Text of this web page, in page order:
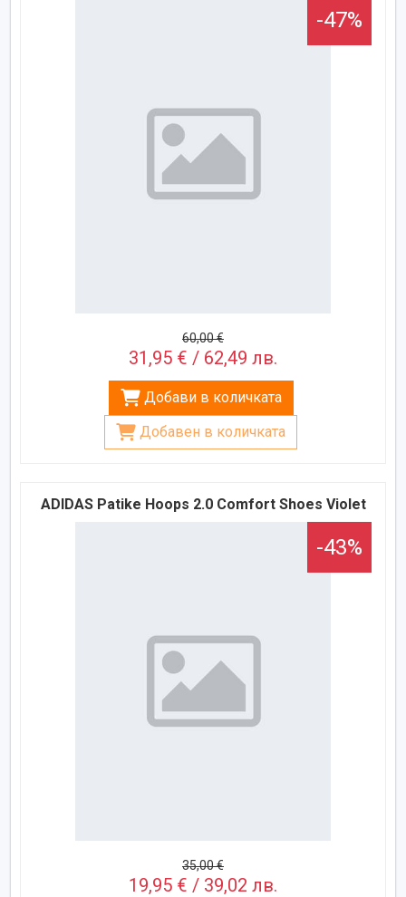
-47%
60,00 €
31,95 € / 62,49 лв.
Добави в количката
Добавен в количката
ADIDAS Patike Hoops 2.0 Comfort Shoes Violet
-43%
35,00 €
19,95 € / 39,02 лв.